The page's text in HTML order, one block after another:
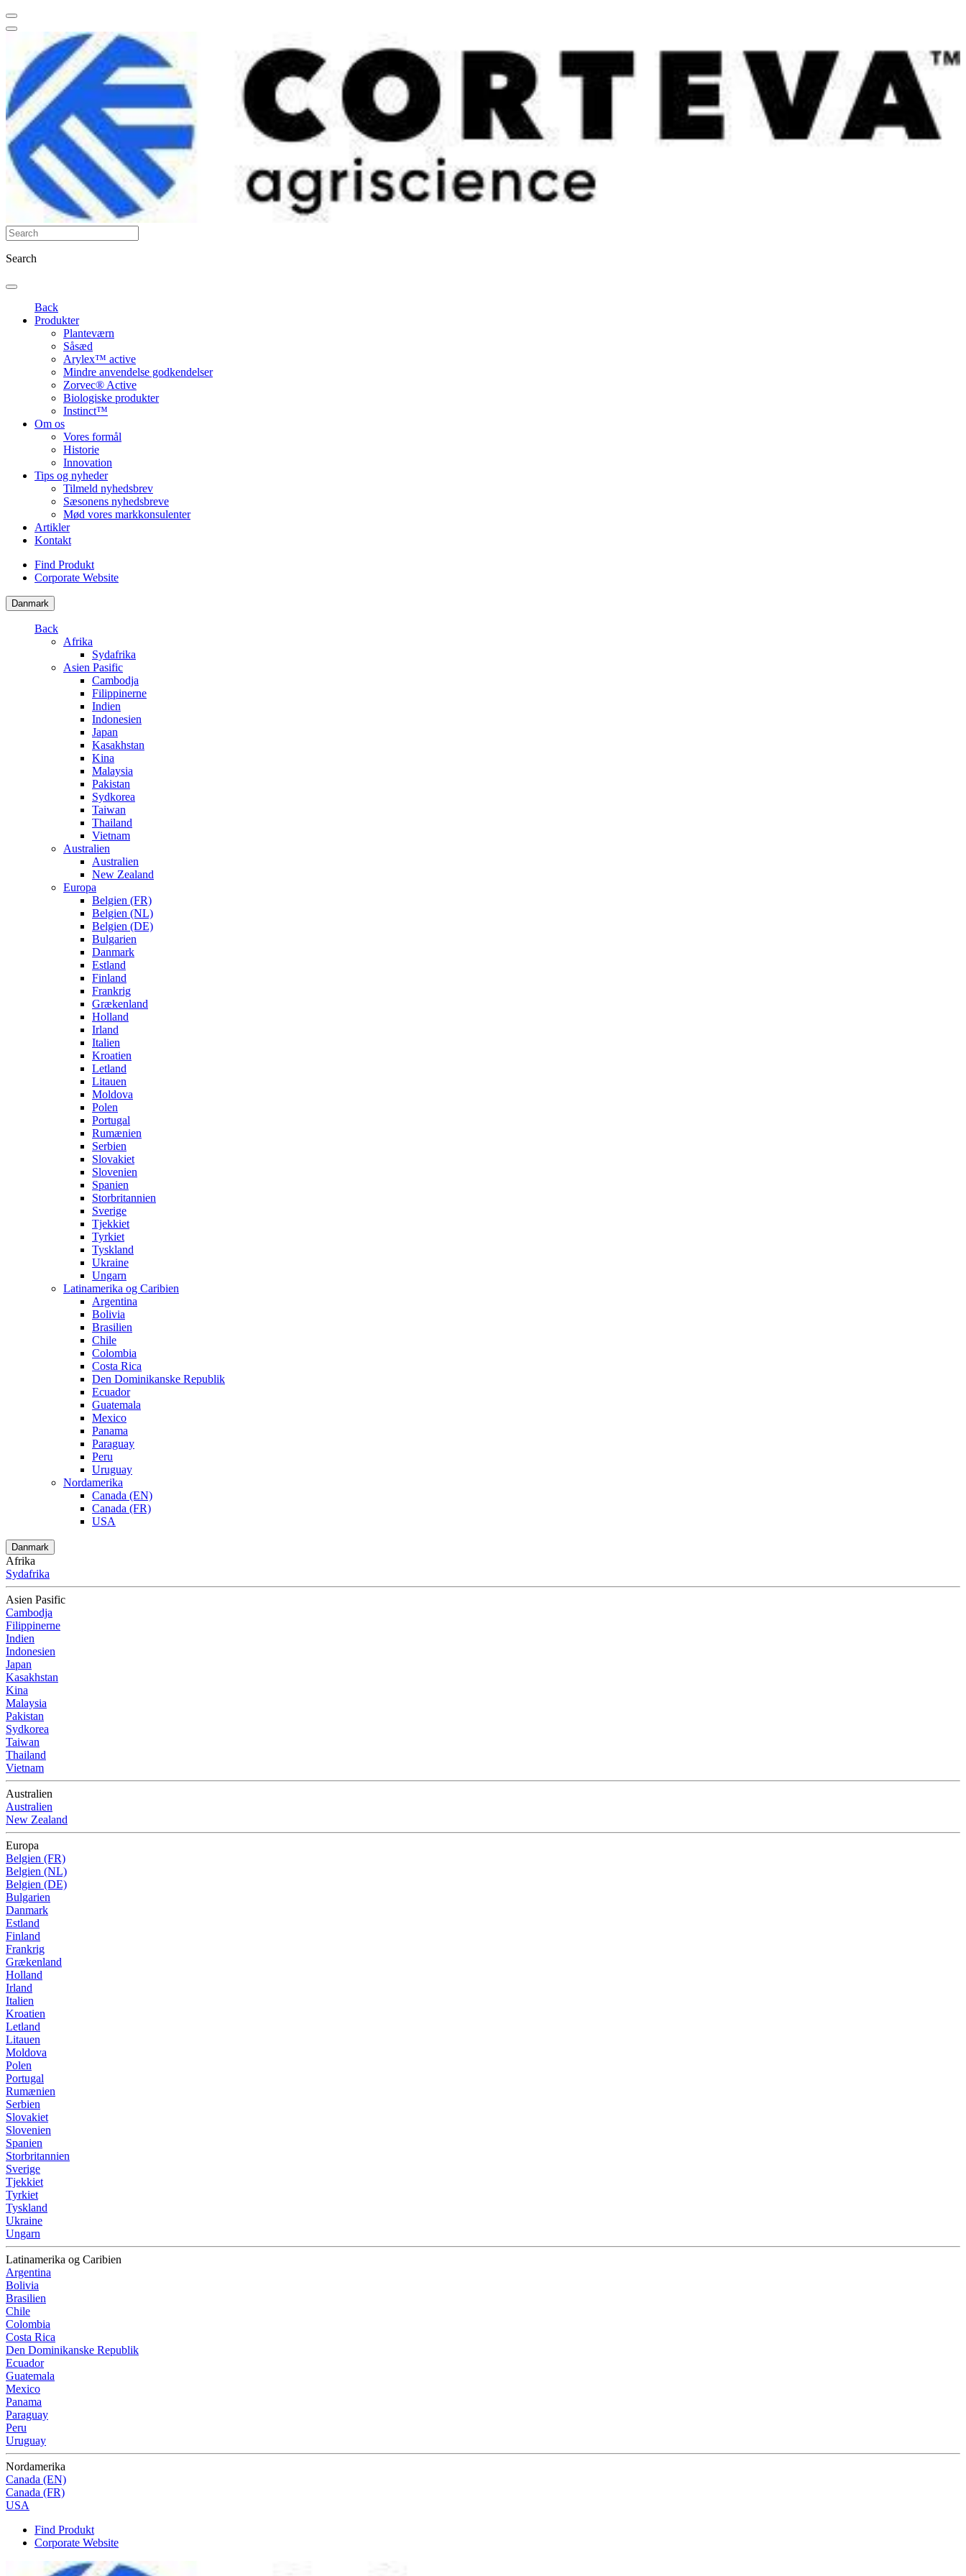
Search
Back
Produkter
Planteværn
Såsæd
Arylex™ active
Mindre anvendelse godkendelser
Zorvec® Active
Biologiske produkter
Instinct™
Om os
Vores formål
Historie
Innovation
Tips og nyheder
Tilmeld nyhedsbrev
Sæsonens nyhedsbreve
Mød vores markkonsulenter
Artikler
Kontakt
Find Produkt
Corporate Website
Danmark
Back
Afrika
Sydafrika
Asien Pasific
Cambodja
Filippinerne
Indien
Indonesien
Japan
Kasakhstan
Kina
Malaysia
Pakistan
Sydkorea
Taiwan
Thailand
Vietnam
Australien
Australien
New Zealand
Europa
Belgien (FR)
Belgien (NL)
Belgien (DE)
Bulgarien
Danmark
Estland
Finland
Frankrig
Grækenland
Holland
Irland
Italien
Kroatien
Letland
Litauen
Moldova
Polen
Portugal
Rumænien
Serbien
Slovakiet
Slovenien
Spanien
Storbritannien
Sverige
Tjekkiet
Tyrkiet
Tyskland
Ukraine
Ungarn
Latinamerika og Caribien
Argentina
Bolivia
Brasilien
Chile
Colombia
Costa Rica
Den Dominikanske Republik
Ecuador
Guatemala
Mexico
Panama
Paraguay
Peru
Uruguay
Nordamerika
Canada (EN)
Canada (FR)
USA
Danmark
Afrika
Sydafrika
Asien Pasific
Cambodja
Filippinerne
Indien
Indonesien
Japan
Kasakhstan
Kina
Malaysia
Pakistan
Sydkorea
Taiwan
Thailand
Vietnam
Australien
Australien
New Zealand
Europa
Belgien (FR)
Belgien (NL)
Belgien (DE)
Bulgarien
Danmark
Estland
Finland
Frankrig
Grækenland
Holland
Irland
Italien
Kroatien
Letland
Litauen
Moldova
Polen
Portugal
Rumænien
Serbien
Slovakiet
Slovenien
Spanien
Storbritannien
Sverige
Tjekkiet
Tyrkiet
Tyskland
Ukraine
Ungarn
Latinamerika og Caribien
Argentina
Bolivia
Brasilien
Chile
Colombia
Costa Rica
Den Dominikanske Republik
Ecuador
Guatemala
Mexico
Panama
Paraguay
Peru
Uruguay
Nordamerika
Canada (EN)
Canada (FR)
USA
Find Produkt
Corporate Website